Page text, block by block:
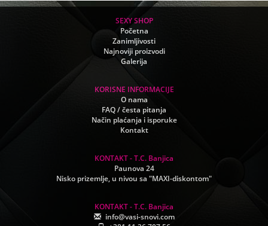
SEXY SHOP
Početna
Zanimljivosti
Najnoviji proizvodi
Galerija
KORISNE INFORMACIJE
O nama
FAQ / česta pitanja
Način plaćanja i isporuke
Kontakt
KONTAKT - T.C. Banjica
Paunova 24
Nisko prizemlje, u nivou sa "MAXI-diskontom"
KONTAKT - T.C. Banjica
info@vasi-snovi.com